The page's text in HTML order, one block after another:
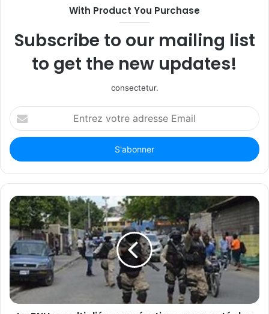
With Product You Purchase
Subscribe to our mailing list
to get the new updates!
consectetur.
Entrez
votre
adresse
Email